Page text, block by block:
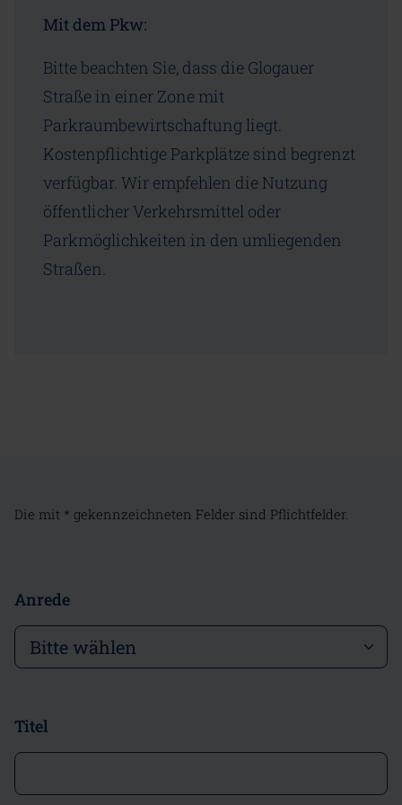
Mit dem Pkw:
Bitte beachten Sie, dass die Glogauer
Straße in einer Zone mit
Parkraumbewirtschaftung liegt.
Kostenpflichtige Parkplätze sind begrenzt
verfügbar. Wir empfehlen die Nutzung
öffentlicher Verkehrsmittel oder
Parkmöglichkeiten in den umliegenden
Straßen.
Die mit * gekennzeichneten Felder sind Pflichtfelder.
Anrede
Titel